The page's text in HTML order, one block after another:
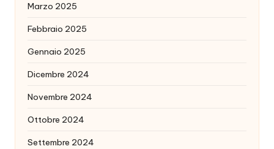
Marzo 2025
Febbraio 2025
Gennaio 2025
Dicembre 2024
Novembre 2024
Ottobre 2024
Settembre 2024